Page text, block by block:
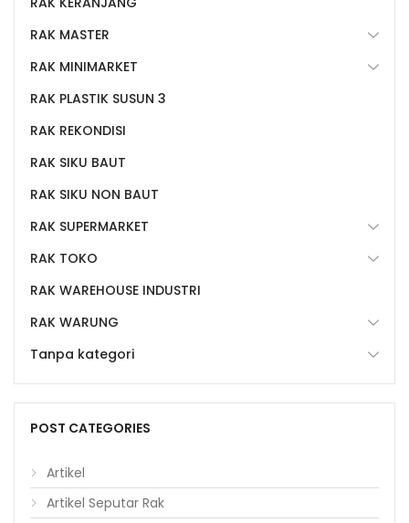
RAK MASTER
RAK MINIMARKET
RAK PLASTIK SUSUN 3
RAK REKONDISI
RAK SIKU BAUT
RAK SIKU NON BAUT
RAK SUPERMARKET
RAK TOKO
RAK WAREHOUSE INDUSTRI
RAK WARUNG
Tanpa kategori
POST CATEGORIES
Artikel
Artikel Seputar Rak